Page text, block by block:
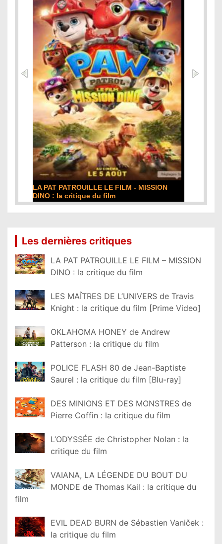
LA PAT PATROUILLE LE FILM - MISSION
DINO : la critique du film
Les dernières critiques
LA PAT PATROUILLE LE FILM – MISSION
DINO : la critique du film
LES MAÎTRES DE L’UNIVERS de Travis
Knight : la critique du film [Prime Video]
OKLAHOMA HONEY de Andrew
Patterson : la critique du film
POLICE FLASH 80 de Jean-Baptiste
Saurel : la critique du film [Blu-ray]
DES MINIONS ET DES MONSTRES de
Pierre Coffin : la critique du film
L’ODYSSÉE de Christopher Nolan : la
critique du film
VAIANA, LA LÉGENDE DU BOUT DU
MONDE de Thomas Kail : la critique du
film
EVIL DEAD BURN de Sébastien Vaniček :
la critique du film